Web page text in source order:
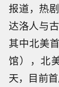
报道，热
达洛人与
其中北美
馆），北
天，目前